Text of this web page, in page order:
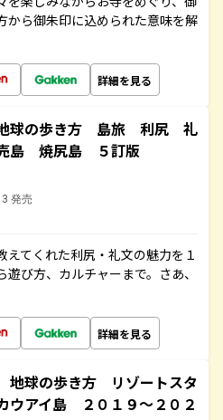
から御朱印に込められた意味を解
詳細を見る
球の歩き方 島旅 利尻 礼
島 焼尻島 ５訂版
発売
てくれた利尻・礼文の魅力を１
び方、カルチャーまで。さあ、
詳細を見る
地球の歩き方 リゾートスタ
アイ島 ２０１９～２０２